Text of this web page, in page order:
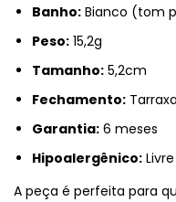
Banho: Bianco (tom
Peso: 15,2g
Tamanho: 5,2cm
Fechamento: Tarraxa
Garantia: 6 meses
Hipoalergênico:
A peça é perfeita para